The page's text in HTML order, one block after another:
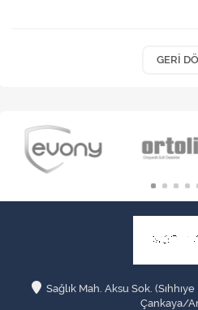
GERI
Sağlık Mah. Aksu Sok.
Çankaya/